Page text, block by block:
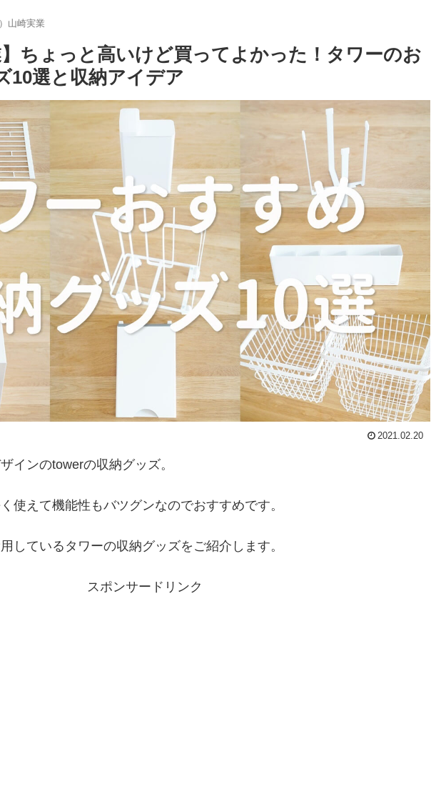
山崎実業
】ちょっと高いけど買ってよかった！タワーのお
10選と収納アイデア
2021.02.20
インのtowerの収納グッズ。
使えて機能性もバツグンなのでおすすめです。
しているタワーの収納グッズをご紹介します。
スポンサードリンク